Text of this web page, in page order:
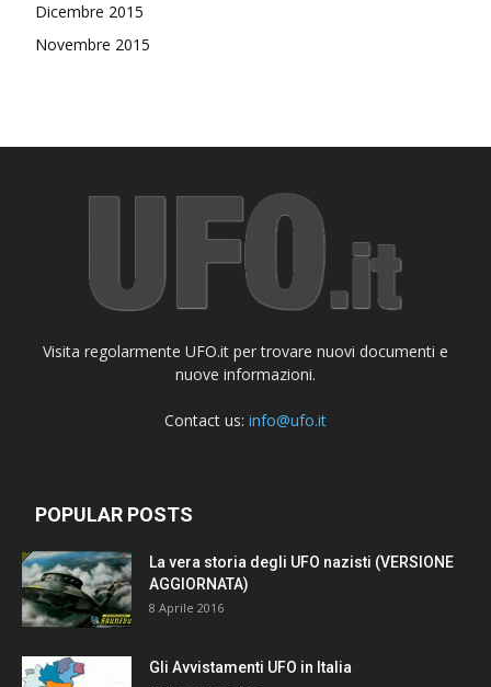
Dicembre 2015
Novembre 2015
Visita regolarmente UFO.it per trovare nuovi documenti e
nuove informazioni.
Contact us: info@ufo.it
POPULAR POSTS
La vera storia degli UFO nazisti (VERSIONE
AGGIORNATA)
8 Aprile 2016
Gli Avvistamenti UFO in Italia